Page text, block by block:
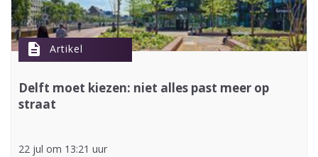
description Artikel
Delft moet kiezen: niet alles past meer op
straat
22 jul om 13:21 uur